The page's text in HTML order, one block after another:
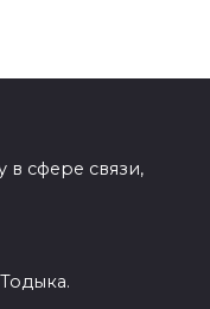
в сфере связи,